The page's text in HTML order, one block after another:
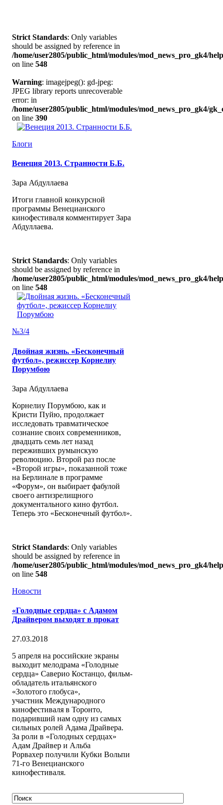
Strict Standards: Only variables
should be assigned by reference in
/home/user2805/public_html/modules/mod_news_pro_gk4/
on line 548
Warning: imagejpeg(): gd-jpeg:
JPEG library reports unrecoverable
error: in
/home/user2805/public_html/modules/mod_news_pro_gk4/
on line 390
Блоги
Венеция 2013. Странности Б.Б.
Зара Абдуллаева
Итоги главной конкурсной
программы Венецианского
кинофестиваля комментирует Зара
Абдуллаева.
Strict Standards: Only variables
should be assigned by reference in
/home/user2805/public_html/modules/mod_news_pro_gk4/
on line 548
№3/4
Двойная жизнь. «Бесконечный
футбол», режиссер Корнелиу
Порумбою
Зара Абдуллаева
Корнелиу Порумбою, как и
Кристи Пуйю, продолжает
исследовать травматическое
сознание своих современников,
двадцать семь лет назад
переживших румынскую
революцию. Второй раз после
«Второй игры», показанной тоже
на Берлинале в программе
«Форум», он выбирает фабулой
своего антизрелищного
документального кино футбол.
Теперь это «Бесконечный футбол».
Strict Standards: Only variables
should be assigned by reference in
/home/user2805/public_html/modules/mod_news_pro_gk4/
on line 548
Новости
«Голодные сердца» с Адамом
Драйвером выходят в прокат
27.03.2018
5 апреля на российские экраны
выходит мелодрама «Голодные
сердца» Саверио Костанцо, фильм-
обладатель итальянского
«Золотого глобуса»,
участник Международного
кинофестиваля в Торонто,
подаривший нам одну из самых
сильных ролей Адама Драйвера.
За роли в «Голодных сердцах»
Адам Драйвер и Альба
Рорвахер получили Кубки Вольпи
71-го Венецианского
кинофестиваля.